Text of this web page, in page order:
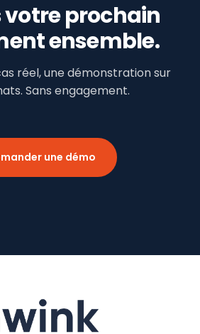
votre prochain
ensemble.
réel, une démonstration sur
Sans engagement.
une démo